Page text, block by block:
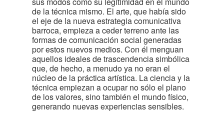
de la técnica mismo. El arte, que había sido
el eje de la nueva estrategia comunicativa
barroca, empieza a ceder terreno ante las
formas de comunicación social generadas
por estos nuevos medios. Con él menguan
aquellos ideales de trascendencia simbólica
que, de hecho, a menudo ya no eran el
núcleo de la práctica artística. La ciencia y la
técnica empiezan a ocupar no sólo el plano
de los valores, sino también el mundo físico,
generando nuevas experiencias sensibles.